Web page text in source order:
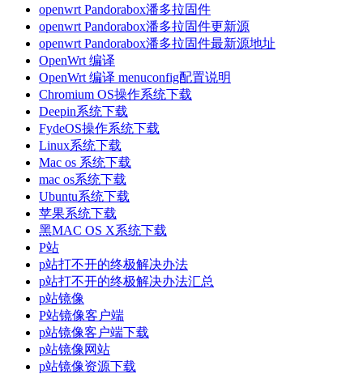
openwrt Pandorabox潘多拉固件
openwrt Pandorabox潘多拉固件更新源
openwrt Pandorabox潘多拉固件最新源地址
OpenWrt 编译
OpenWrt 编译 menuconfig配置说明
Chromium OS操作系统下载
Deepin系统下载
FydeOS操作系统下载
Linux系统下载
Mac os 系统下载
mac os系统下载
Ubuntu系统下载
苹果系统下载
黑MAC OS X系统下载
P站
p站打不开的终极解决办法
p站打不开的终极解决办法汇总
p站镜像
P站镜像客户端
p站镜像客户端下载
p站镜像网站
p站镜像资源下载